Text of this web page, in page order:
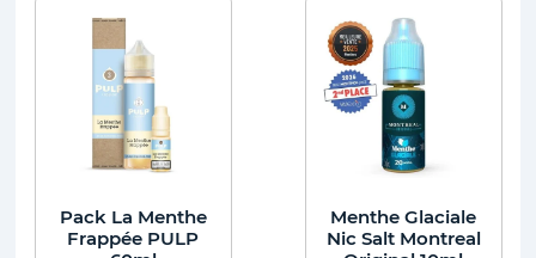
Pack La Menthe
Frappée PULP
Menthe Glaciale
Nic Salt Montreal